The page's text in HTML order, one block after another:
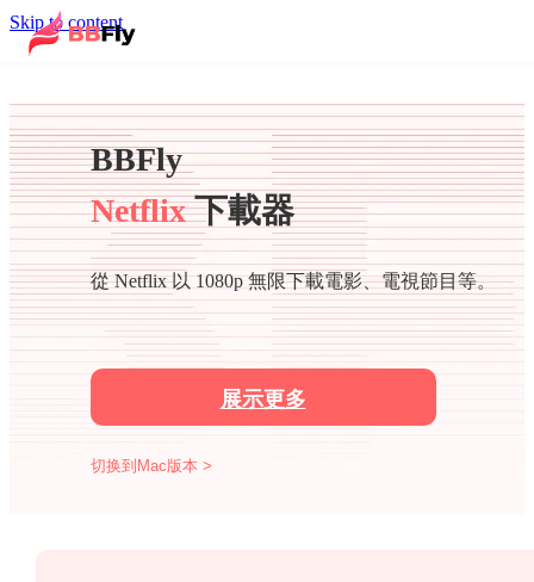
Skip to content
BBFly
Netflix下載器
從 Netflix 以 1080p 無限下載電影、電視節目等。
展示更多
切换到Mac版本 >